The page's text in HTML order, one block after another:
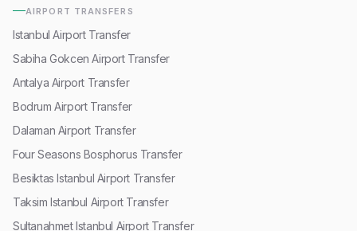
AIRPORT TRANSFERS
Istanbul Airport Transfer
Sabiha Gokcen Airport Transfer
Antalya Airport Transfer
Bodrum Airport Transfer
Dalaman Airport Transfer
Four Seasons Bosphorus Transfer
Besiktas Istanbul Airport Transfer
Taksim Istanbul Airport Transfer
Sultanahmet Istanbul Airport Transfer